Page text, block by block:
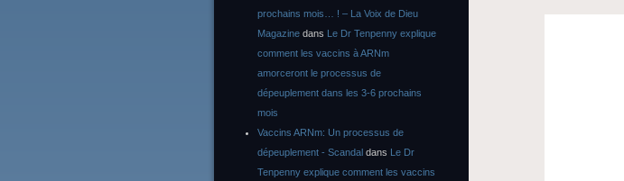
prochains mois… ! – La Voix de Dieu
Magazine dans Le Dr Tenpenny explique
comment les vaccins à ARNm
amorceront le processus de
dépeuplement dans les 3-6 prochains
mois
Vaccins ARNm: Un processus de
dépeuplement - Scandal dans Le Dr
Tenpenny explique comment les vaccins